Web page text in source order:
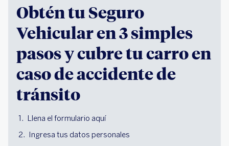
Obtén tu Seguro
Vehicular en 3 simples
pasos y cubre tu carro en
caso de accidente de
tránsito
Llena el formulario aquí
Ingresa tus datos personales